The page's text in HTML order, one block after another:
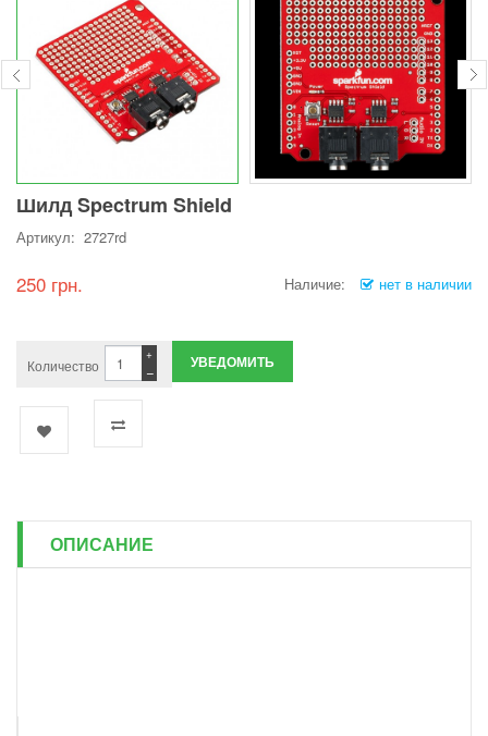
Шилд Spectrum Shield
Артикул: 2727rd
250 грн. Наличие: нет в наличии
Количество −
+ УВЕДОМИТЬ
ОПИСАНИЕ